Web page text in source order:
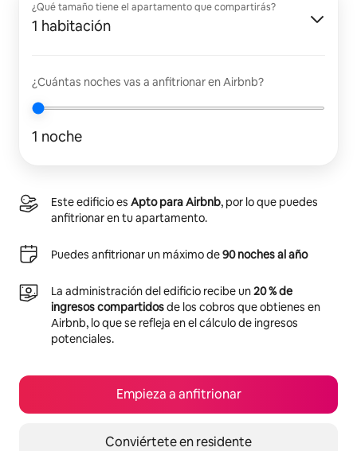
¿Qué tamaño tiene el apartamento que compartirás?
1 habitación
¿Cuántas noches vas a anfitrionar en Airbnb?
1 noche
Este edificio es Apto para Airbnb, por lo que puedes
anfitrionar en tu apartamento.
Puedes anfitrionar un máximo de90 noches al año
La administración del edificio recibe un20 % de
ingresos compartidosde los cobros que obtienes en
Airbnb, lo que se refleja en el cálculo de ingresos
potenciales.
Empieza a anfitrionar
Conviértete en residente